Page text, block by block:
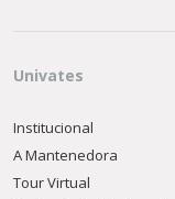
Univates
Institucional
A Mantenedora
Tour Virtual